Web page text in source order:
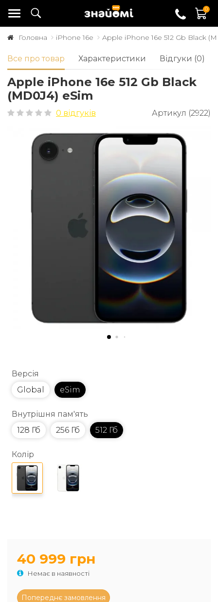
0
Головна iPhone 16e Apple iPhone 16e 512 Gb Black
Все про товар Характеристики Відгуки (0)
Apple iPhone 16e 512 Gb Black
(MD0J4) eSim
0 відгуків Артикул (2922)
Версія
Global
eSim
Внутрішня пам'ять
128 Гб
256 Гб 512 Гб
Колір
40 999 грн
Немає в наявності